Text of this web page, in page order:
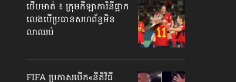
ថើបមាត់ ៖ ក្រុមកីឡាការិនី​ផ្អាក
លេង​​បើប្រធានសហព័ន្ធ​មិន
លាឈប់
FIFA ប្រកាសបើក​«នីតិវិធី